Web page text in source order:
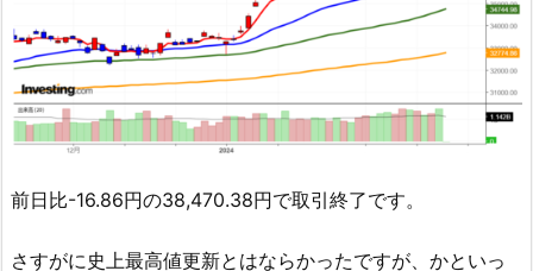
前日比-16.86円の38,470.38円で取引終了です。
さすがに史上最高値更新とはならかったですが、かといっ